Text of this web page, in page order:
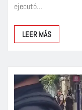
ejecutó…
LEER MÁS